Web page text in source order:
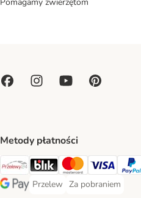
Metody płatności
Przelewy24 Payment Method
Blik Payment Method
MasterCard
Visa
Google Pay Payment Method
Przelew
Przelew Payment Method
Za pobraniem
Za pobraniem